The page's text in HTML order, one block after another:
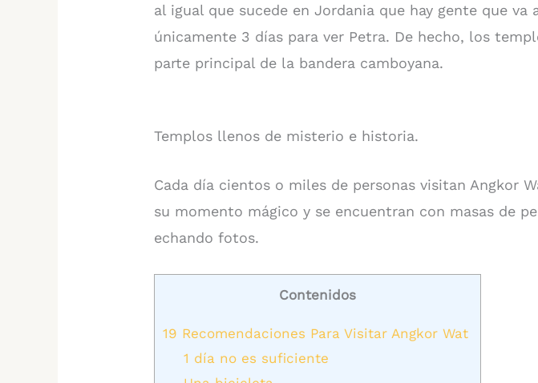
al igual que sucede en Jordania que hay gente que va
únicamente 3 días para ver Petra. De hecho, los
parte principal de la bandera camboyana.
Templos llenos de misterio e historia.
Cada día cientos o miles de personas visitan Angkor
su momento mágico y se encuentran con masas de
echando fotos.
Contenidos
19 Recomendaciones Para Visitar Angkor Wat
1 día no es suficiente